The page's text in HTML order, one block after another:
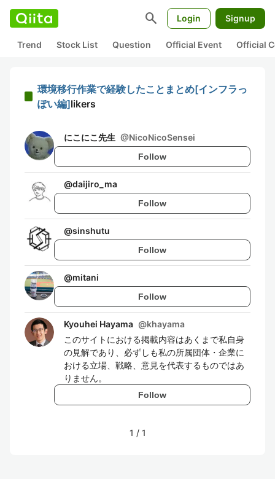
search Login Signup
Trend Stock List Question Official Event Official
環境移行作業で経験したことまとめ[インフラっ
ぽい編]likers
にこにこ先生 @NicoNicoSensei
Follow
@daijiro_ma
Follow
@sinshutu
Follow
@mitani
Follow
Kyouhei Hayama @khayama
このサイトにおける掲載内容はあくまで私自身
の見解であり、必ずしも私の所属団体・企業に
おける立場、戦略、意見を代表するものではあ
りません。
Follow
1 / 1